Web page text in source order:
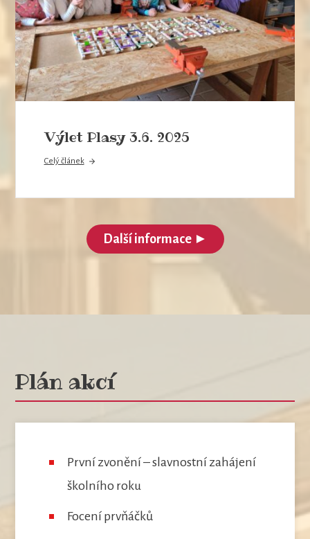
Výlet Plasy 3.6. 2025
Celý článek
Další informace ►
Plán akcí
První zvonění – slavnostní zahájení
školního roku
Focení prvňáčků